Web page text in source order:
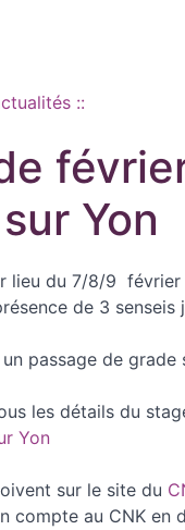
::
Yon
lieu du 7/8/9 février
de 3 senseis
passage de grade
les détails du
Yon
sur le site du
compte au CNK en